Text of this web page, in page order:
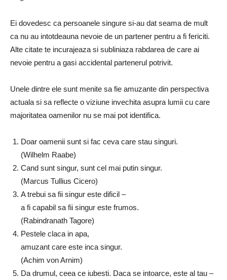
Ei dovedesc ca persoanele singure si-au dat seama de mult
ca nu au intotdeauna nevoie de un partener pentru a fi fericiti.
Alte citate te incurajeaza si subliniaza rabdarea de care ai
nevoie pentru a gasi accidental partenerul potrivit.
Unele dintre ele sunt menite sa fie amuzante din perspectiva
actuala si sa reflecte o viziune invechita asupra lumii cu care
majoritatea oamenilor nu se mai pot identifica.
Doar oamenii sunt si fac ceva care stau singuri.
(Wilhelm Raabe)
Cand sunt singur, sunt cel mai putin singur.
(Marcus Tullius Cicero)
A trebui sa fii singur este dificil –
a fi capabil sa fii singur este frumos.
(Rabindranath Tagore)
Pestele claca in apa,
amuzant care este inca singur.
(Achim von Arnim)
Da drumul, ceea ce iubesti. Daca se intoarce, este al tau –